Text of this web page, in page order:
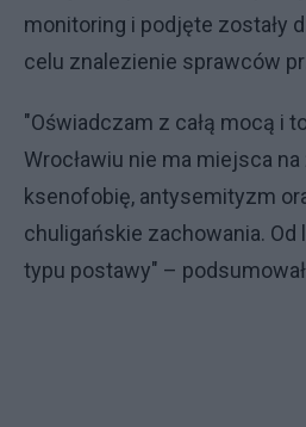
monitoring i podjęte zostały
celu znalezienie sprawców
"Oświadczam z całą mocą i
Wrocławiu nie ma miejsca
ksenofobię, antysemityzm
chuligańskie zachowania.
typu postawy" –